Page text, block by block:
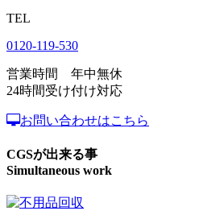
TEL
0120-119-530
営業時間 年中無休
24時間受け付け対応
お問い合わせはこちら
CGSが出来る事
Simultaneous work